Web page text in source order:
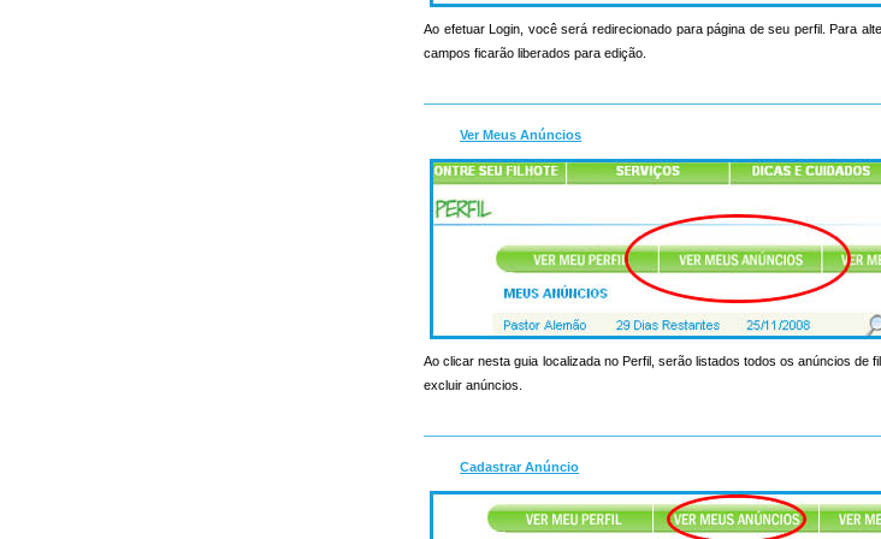
Ao efetuar Login, você será redirecionado para página de seu perfil. Para
campos ficarão liberados para edição.
Ver Meus Anúncios
Ao clicar nesta guia localizada no Perfil, serão listados todos os anúncios de
excluir anúncios.
Cadastrar Anúncio